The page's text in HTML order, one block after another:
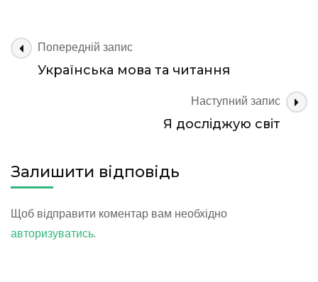
Навігація
по
Попередній запис
Українська мова та читання
Наступний запис
Я досліджую світ
Залишити відповідь
Щоб відправити коментар вам необхідно
авторизуватись.